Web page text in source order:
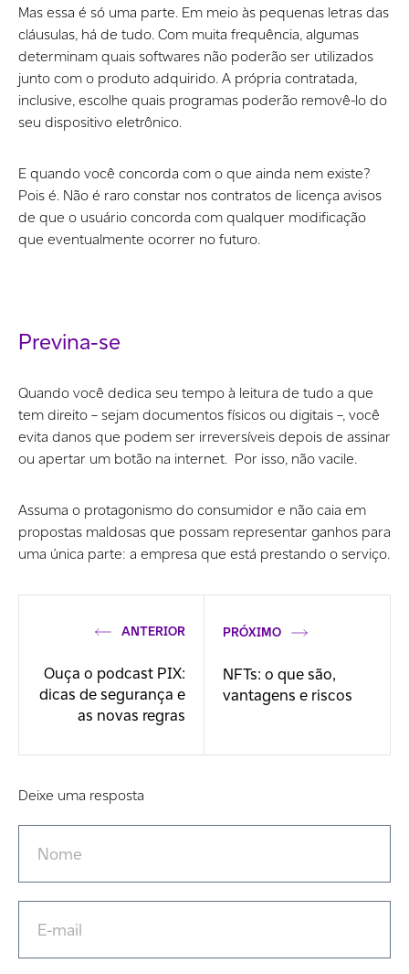
Mas essa é só uma parte. Em meio às pequenas letras das
cláusulas, há de tudo. Com muita frequência, algumas
determinam quais softwares não poderão ser utilizados
junto com o produto adquirido. A própria contratada,
inclusive, escolhe quais programas poderão removê-lo do
seu dispositivo eletrônico.
E quando você concorda com o que ainda nem existe?
Pois é. Não é raro constar nos contratos de licença avisos
de que o usuário concorda com qualquer modificação
que eventualmente ocorrer no futuro.
Previna-se
Quando você dedica seu tempo à leitura de tudo a que
tem direito – sejam documentos físicos ou digitais –, você
evita danos que podem ser irreversíveis depois de assinar
ou apertar um botão na internet. Por isso, não vacile.
Assuma o protagonismo do consumidor e não caia em
propostas maldosas que possam representar ganhos para
uma única parte: a empresa que está prestando o serviço.
ANTERIOR
Ouça o podcast PIX:
dicas de segurança e
as novas regras
PRÓXIMO
NFTs: o que são,
vantagens e riscos
Deixe uma resposta